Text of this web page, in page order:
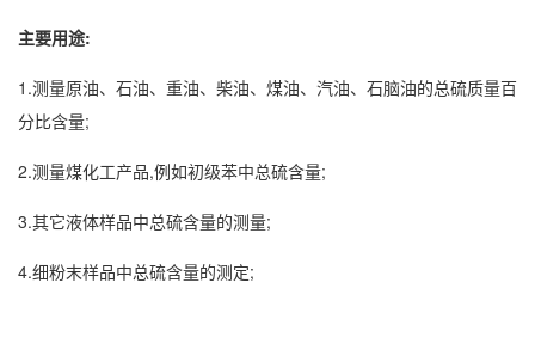
主要用途:
1.测量原油、石油、重油、柴油、煤油、汽油、石脑油的总硫质量百
分比含量;
2.测量煤化工产品,例如初级苯中总硫含量;
3.其它液体样品中总硫含量的测量;
4.细粉末样品中总硫含量的测定;